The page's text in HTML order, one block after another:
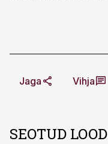
Jaga Vihja
SEOTUD LOOD